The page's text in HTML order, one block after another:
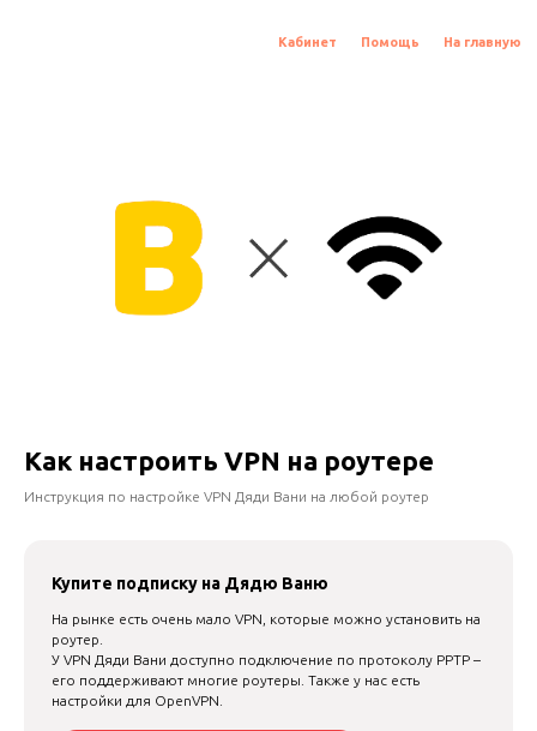
Кабинет Помощь На главную
Как настроить VPN на роутере
Инструкция по настройке VPN Дяди Вани на любой роутер
Купите подписку на Дядю Ваню
На рынке есть очень мало VPN, которые можно установить на
роутер.
У VPN Дяди Вани доступно подключение по протоколу PPTP –
его поддерживают многие роутеры. Также у нас есть
настройки для OpenVPN.